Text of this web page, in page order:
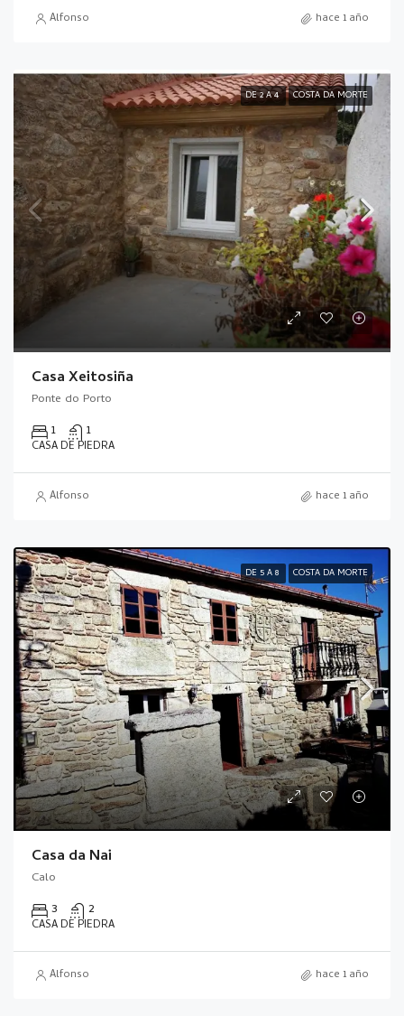
Alfonso hace 1 año
DE 2 A 4 COSTA DA MORTE
Casa Xeitosiña
Ponte do Porto
1 1
CASA DE PIEDRA
Alfonso hace 1 año
DE 5 A 8 COSTA DA MORTE
Casa da Nai
Calo
3 2
CASA DE PIEDRA
Alfonso hace 1 año